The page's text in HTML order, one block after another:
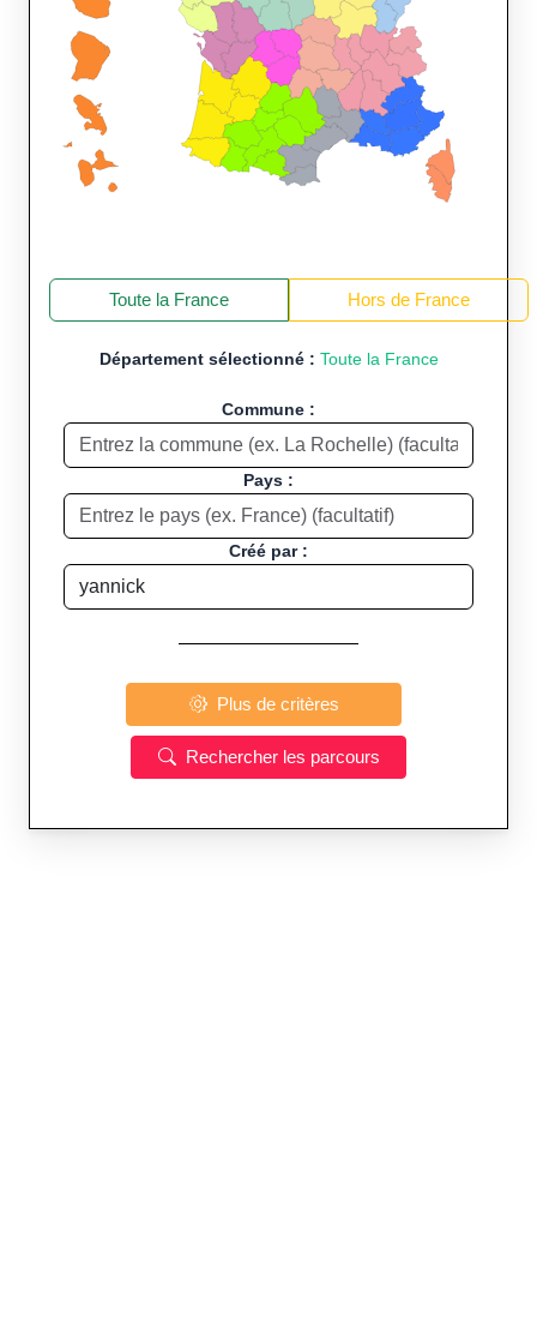
Toute la France Hors de France
Département sélectionné : Toute la France
Commune :
Pays :
Créé par :
Plus de critères
Rechercher les parcours